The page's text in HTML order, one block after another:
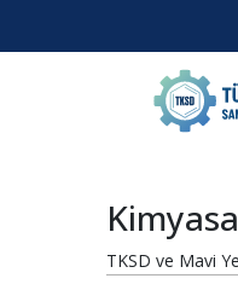
TKSD ve Mavi